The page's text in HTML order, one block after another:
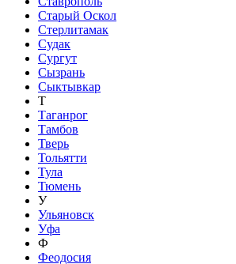
Старый Оскол
Стерлитамак
Судак
Сургут
Сызрань
Сыктывкар
Т
Таганрог
Тамбов
Тверь
Тольятти
Тула
Тюмень
У
Ульяновск
Уфа
Ф
Феодосия